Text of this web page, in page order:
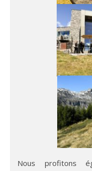
Nous profitons